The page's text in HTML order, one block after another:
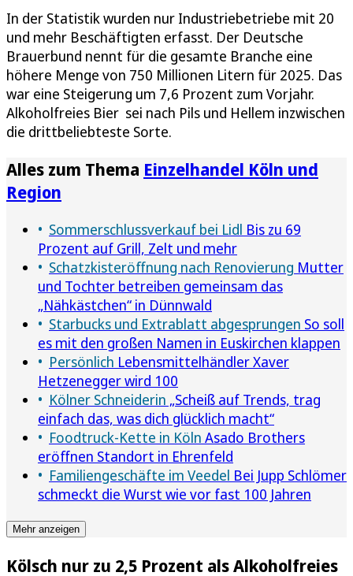
In der Statistik wurden nur Industriebetriebe mit 20
und mehr Beschäftigten erfasst. Der Deutsche
Brauerbund nennt für die gesamte Branche eine
höhere Menge von 750 Millionen Litern für 2025. Das
war eine Steigerung um 7,6 Prozent zum Vorjahr.
Alkoholfreies Bier sei nach Pils und Hellem inzwischen
die drittbeliebteste Sorte.
Alles zum Thema Einzelhandel Köln und
Region
Sommerschlussverkauf bei Lidl Bis zu 69
Prozent auf Grill, Zelt und mehr
Schatzkisteröffnung nach Renovierung Mutter
und Tochter betreiben gemeinsam das
„Nähkästchen“ in Dünnwald
Starbucks und Extrablatt abgesprungen So soll
es mit den großen Namen in Euskirchen klappen
Persönlich Lebensmittelhändler Xaver
Hetzenegger wird 100
Kölner Schneiderin „Scheiß auf Trends, trag
einfach das, was dich glücklich macht“
Foodtruck-Kette in Köln Asado Brothers
eröffnen Standort in Ehrenfeld
Familiengeschäfte im Veedel Bei Jupp Schlömer
schmeckt die Wurst wie vor fast 100 Jahren
Mehr anzeigen
Kölsch nur zu 2,5 Prozent als Alkoholfreies